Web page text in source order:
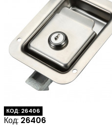
КОД: 26406
Код: 26406